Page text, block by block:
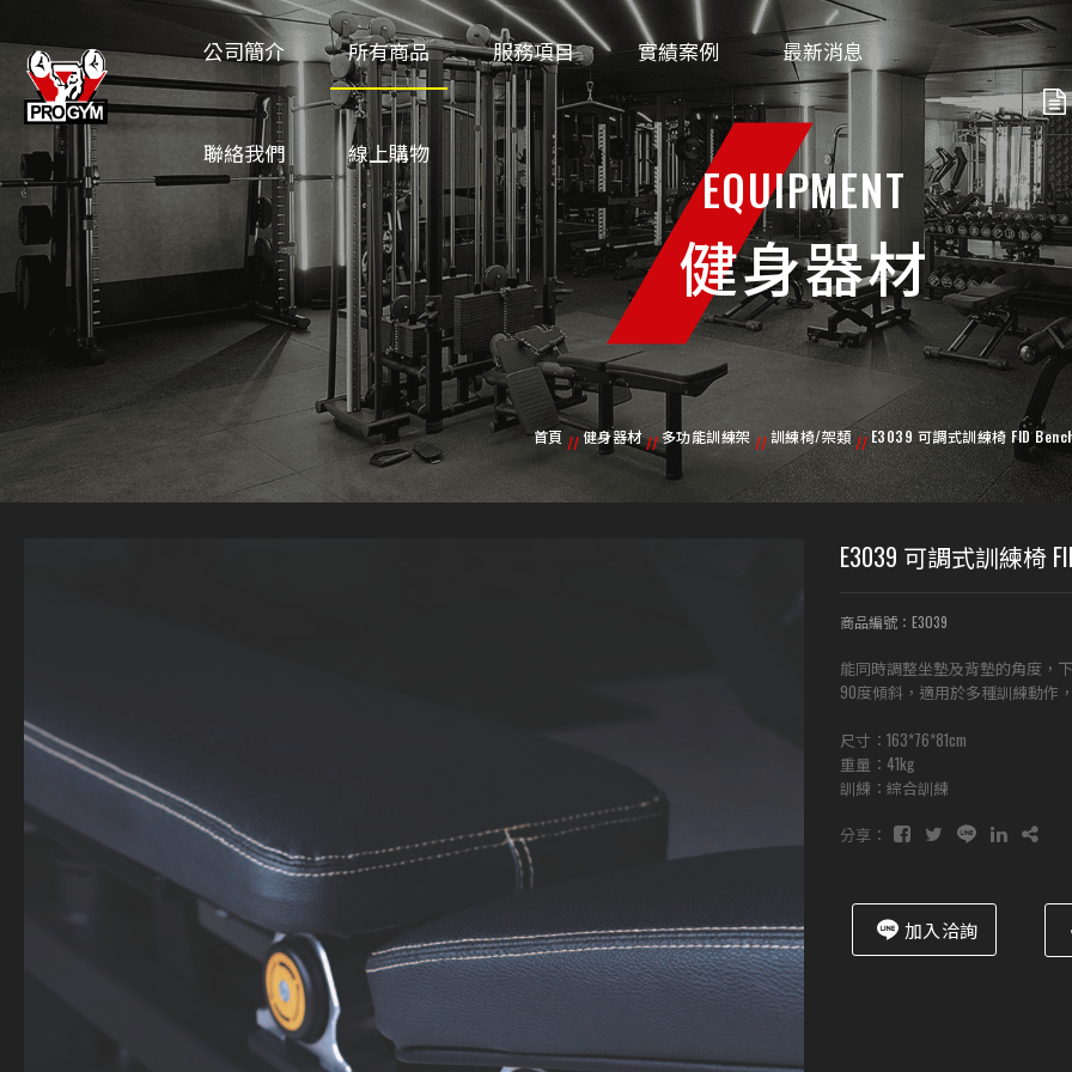
公司簡介 所有商品 服務項目 實績案例 最新消息
聯絡我們 線上購物
EQUIPMENT
健身器材
首頁 //健身器材//多功能訓練架 //訓練椅/架類//E3039 可調式訓練椅 FID
E3039 可調式訓練椅
商品編號：E3039
能同時調整坐墊及背墊的角度，
90度傾斜，適用於多種訓練動作
尺寸：163*76*81cm
重量：41kg
訓練：綜合訓練
分享：
加入洽詢